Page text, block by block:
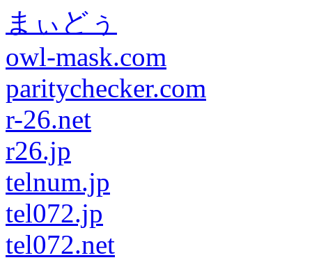
まぃどぅ
owl-mask.com
paritychecker.com
r-26.net
r26.jp
telnum.jp
tel072.jp
tel072.net